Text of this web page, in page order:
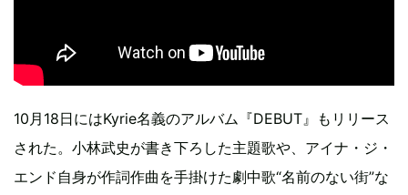
10月18日にはKyrie名義のアルバム『DEBUT』もリリース
された。小林武史が書き下ろした主題歌や、アイナ・ジ・
エンド自身が作詞作曲を手掛けた劇中歌“名前のない街”な